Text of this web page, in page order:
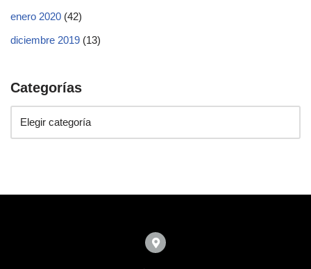
enero 2020 (42)
diciembre 2019 (13)
Categorías